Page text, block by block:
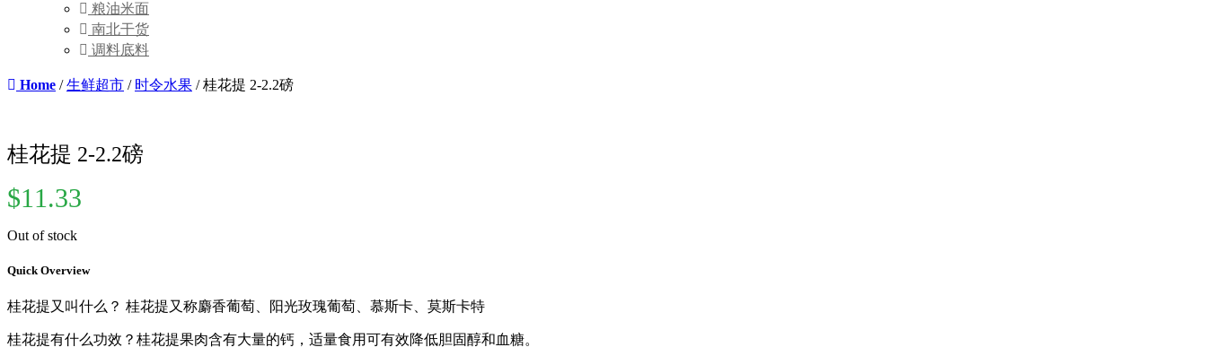
粮油米面
南北干货
调料底料
Home /生鲜超市 / 时令水果 / 桂花提 2-2.2磅
桂花提 2-2.2磅
$11.33
Out of stock
Quick Overview
桂花提又叫什么？ 桂花提又称麝香葡萄、阳光玫瑰葡萄、慕斯卡、莫斯卡特
桂花提有什么功效？桂花提果肉含有大量的钙，适量食用可有效降低胆固醇和血糖。